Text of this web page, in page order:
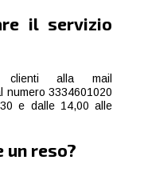
il servizio
clienti alla mail
numero 3334601020
e dalle 14,00 alle
un reso?